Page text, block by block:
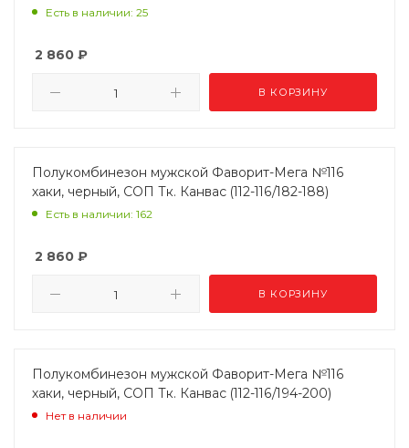
Есть в наличии: 25
2 860 ₽
В КОРЗИНУ
Полукомбинезон мужской Фаворит-Мега №116
хаки, черный, СОП Тк. Канвас (112-116/182-188)
Есть в наличии: 162
2 860 ₽
В КОРЗИНУ
Полукомбинезон мужской Фаворит-Мега №116
хаки, черный, СОП Тк. Канвас (112-116/194-200)
Нет в наличии